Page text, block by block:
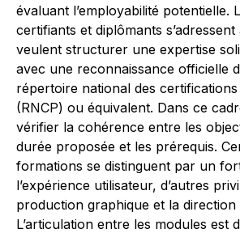
évaluant l’employabilité potentielle.
certifiants et diplômants
veulent structurer une expertise
avec une reconnaissance officielle
répertoire national des
(RNCP) ou équivalent. Dans ce
vérifier la cohérence entre les
durée proposée et les prérequis.
formations se distinguent par un
l’expérience utilisateur, d’autres
production graphique et la direction
L’articulation entre les modules est